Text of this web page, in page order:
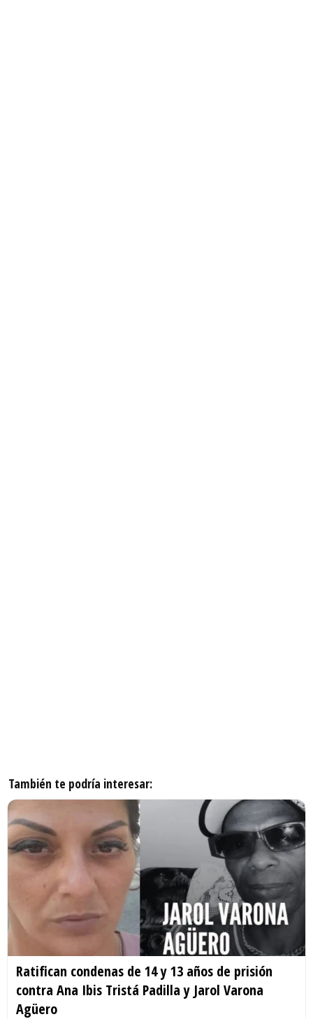
También te podría interesar:
Ratifican condenas de 14 y 13 años de prisión
contra Ana Ibis Tristá Padilla y Jarol Varona
Agüero